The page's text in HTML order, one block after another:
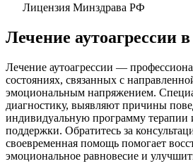
Лицензия Минздрава РФ
Лечение аутоагрессии
Лечение аутоагрессии —
состояниях, связанных с
эмоциональным напряжением.
диагностику, выявляют причины
индивидуальную программу терапии
поддержки. Обратитесь за
своевременная помощь помогает
эмоциональное равновесие и